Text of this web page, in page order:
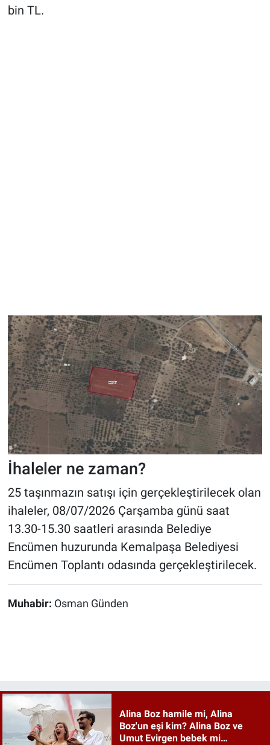
bin TL.
İhaleler ne zaman?
25 taşınmazın satışı için gerçekleştirilecek olan
ihaleler, 08/07/2026 Çarşamba günü saat
13.30-15.30 saatleri arasında Belediye
Encümen huzurunda Kemalpaşa Belediyesi
Encümen Toplantı odasında gerçekleştirilecek.
Muhabir: Osman Günden
Alina Boz hamile mi, Alina
Boz'un eşi kim? Alina Boz ve
Umut Evirgen bebek mi